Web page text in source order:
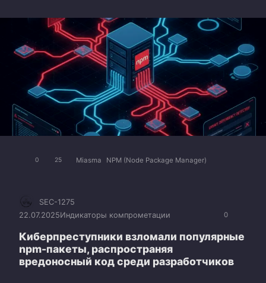
0 25 Miasma NPM (Node Package Manager)
0
SEC-1275
22.07.2025Индикаторы компрометации
Киберпреступники взломали популярные
npm-пакеты, распространяя
вредоносный код среди разработчиков